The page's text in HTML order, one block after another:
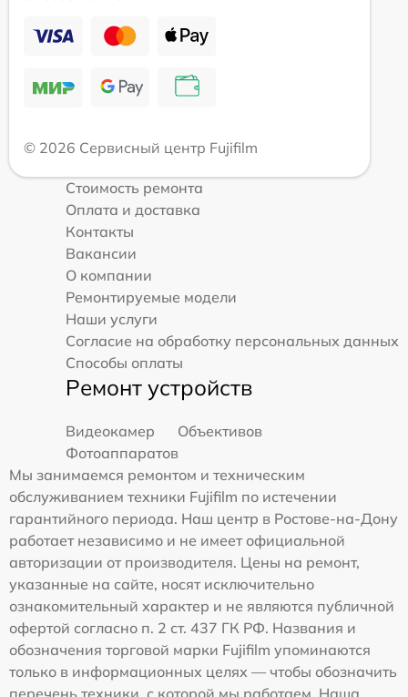
© 2026 Сервисный центр Fujifilm
Стоимость ремонта
Оплата и доставка
Контакты
Вакансии
О компании
Ремонтируемые модели
Наши услуги
Согласие на обработку персональных данных
Способы оплаты
Ремонт устройств
Видеокамер
Объективов
Фотоаппаратов
Мы занимаемся ремонтом и техническим
обслуживанием техники Fujifilm по истечении
гарантийного периода. Наш центр в Ростове-на-Дону
работает независимо и не имеет официальной
авторизации от производителя. Цены на ремонт,
указанные на сайте, носят исключительно
ознакомительный характер и не являются публичной
офертой согласно п. 2 ст. 437 ГК РФ. Названия и
обозначения торговой марки Fujifilm упоминаются
только в информационных целях — чтобы обозначить
перечень техники, с которой мы работаем. Наша